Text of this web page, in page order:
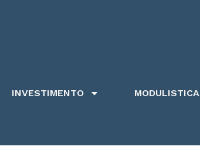
INVESTIMENTO MODULISTICA